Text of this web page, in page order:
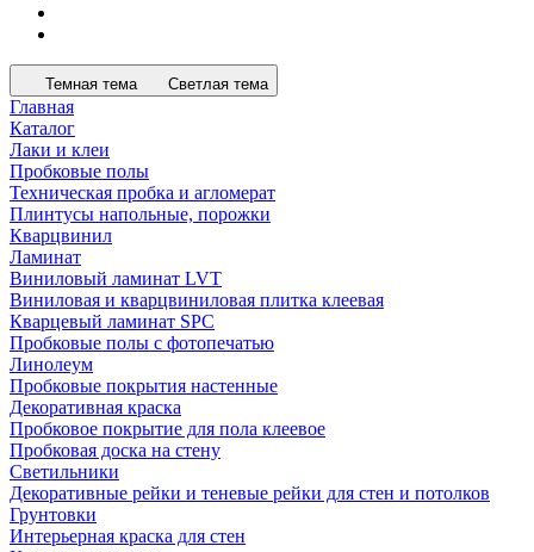
Темная тема Светлая тема
Главная
Каталог
Лаки и клеи
Пробковые полы
Техническая пробка и агломерат
Плинтусы напольные, порожки
Кварцвинил
Ламинат
Виниловый ламинат LVT
Виниловая и кварцвиниловая плитка клеевая
Кварцевый ламинат SPC
Пробковые полы с фотопечатью
Линолеум
Пробковые покрытия настенные
Декоративная краска
Пробковое покрытие для пола клеевое
Пробковая доска на стену
Светильники
Декоративные рейки и теневые рейки для стен и потолков
Грунтовки
Интерьерная краска для стен